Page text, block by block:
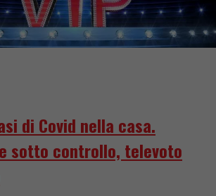
di Covid nella casa.
sotto controllo, televoto